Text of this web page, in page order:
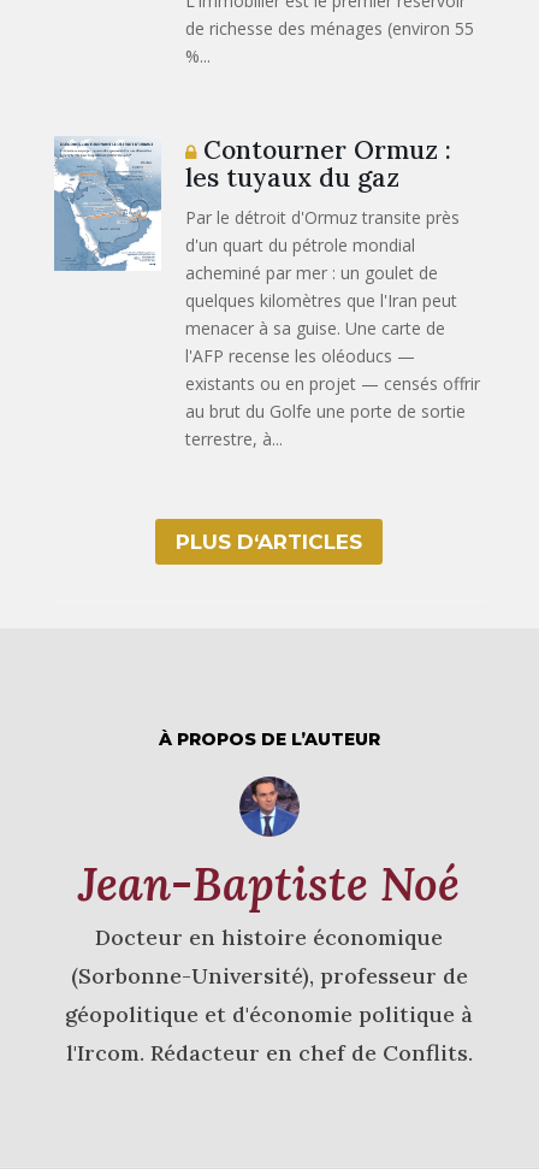
de richesse des ménages (environ 55
%...
Contourner Ormuz :
les tuyaux du gaz
Par le détroit d'Ormuz transite près
d'un quart du pétrole mondial
acheminé par mer : un goulet de
quelques kilomètres que l'Iran peut
menacer à sa guise. Une carte de
l'AFP recense les oléoducs —
existants ou en projet — censés offrir
au brut du Golfe une porte de sortie
terrestre, à...
PLUS D‘ARTICLES
À PROPOS DE L’AUTEUR
Jean-Baptiste Noé
Docteur en histoire économique
(Sorbonne-Université), professeur de
géopolitique et d'économie politique à
l'Ircom. Rédacteur en chef de Conflits.